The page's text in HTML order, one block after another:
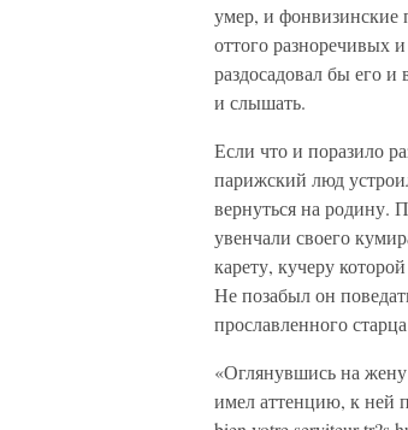
умер, и фонвизинские
оттого разноречивых
раздосадовал бы его и
и слышать.
Если что и поразило
парижский люд
вернуться на родину.
увенчали своего
карету, кучеру
Не позабыл он
прославленного
«Оглянувшись на
имел аттенцию, к ней